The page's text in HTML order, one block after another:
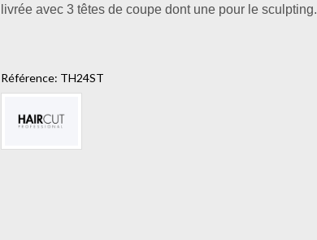
livrée avec 3 têtes de coupe dont une pour le sculpting.
Référence: TH24ST